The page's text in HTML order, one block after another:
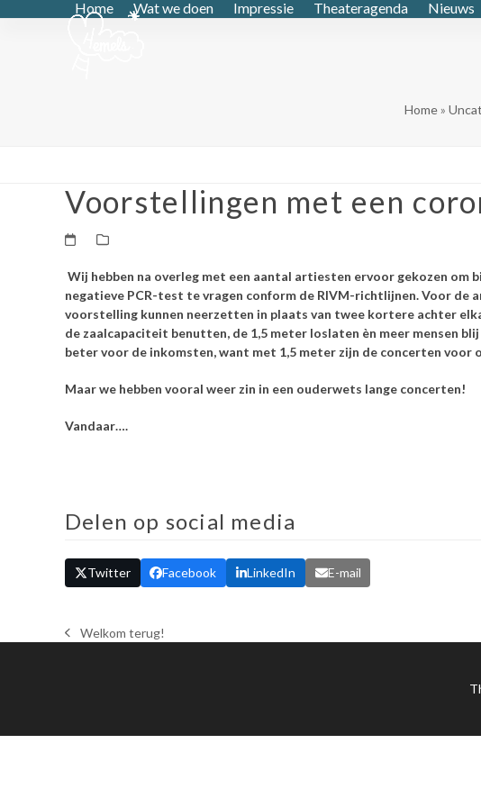
Home Wat we doen Impressie Theateragenda Nieuws
Home»
Voorstellingen met een
Wij hebben na overleg met een aantal artiesten ervoor gekozen om
negatieve PCR-test te vragen conform de RIVM-richtlijnen. Voor de
voorstelling kunnen neerzetten in plaats van twee kortere achter
de zaalcapaciteit benutten, de 1,5 meter loslaten èn meer mensen
beter voor de inkomsten, want met 1,5 meter zijn de concerten voor
Maar we hebben vooral weer zin in een ouderwets lange concerten!
Vandaar….
Delen op social media
Twitter Facebook LinkedIn E-mail
previous
Welkom terug!